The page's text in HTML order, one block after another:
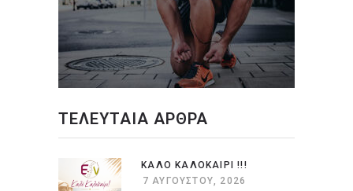
ΤΕΛΕΥΤΑΙΑ ΑΡΘΡΑ
ΚΑΛΟ ΚΑΛΟΚΑΙΡΙ !!!
7 ΑΥΓΟΎΣΤΟΥ, 2026